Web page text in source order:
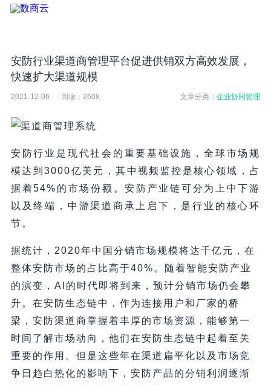
安防行业渠道商管理平台促进供销双方高效发展，
快速扩大渠道规模
2021-12-06 阅读： 2608 文章分类：企业协同管理
安防行业是现代社会的重要基础设施，全球市场规
模达到3000亿美元，其中视频监控是核心领域，占
据着54%的市场份额。安防产业链可分为上中下游
以及终端，中游渠道商承上启下，是行业的核心环
节。
据统计，2020年中国分销市场规模将达千亿元，在
整体安防市场的占比高于40%。随着智能安防产业
的演变，AI的时代即将到来，预计分销市场仍会攀
升。在安防生态链中，作为连接用户和厂家的桥
梁，安防渠道商掌握着丰厚的市场资源，能够第一
时间了解市场动向，他们在安防生态链中起着至关
重要的作用。但是这些年在渠道扁平化以及市场竞
争日趋白热化的影响下，安防产品的分销利润逐渐